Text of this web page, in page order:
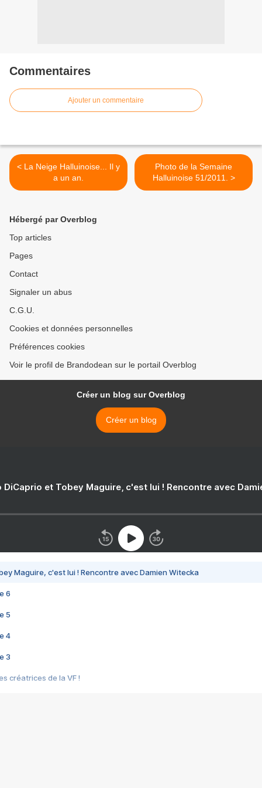
Commentaires
Ajouter un commentaire
< La Neige Halluinoise... Il y
a un an.
Photo de la Semaine
Halluinoise 51/2011. >
Hébergé par Overblog
Top articles
Pages
Contact
Signaler un abus
C.G.U.
Cookies et données personnelles
Préférences cookies
Voir le profil de Brandodean sur le portail Overblog
Créer un blog sur Overblog
Créer un blog
DiCaprio et Tobey Maguire, c'est lui ! Rencontre avec
Maguire, c'est lui ! Rencontre avec Damien Witecka
6
5
4
3
créatrices de la VF !